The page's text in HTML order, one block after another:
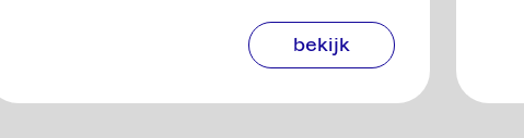
bekijk